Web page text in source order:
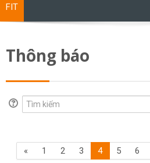
FIT
Giảng viên
Sinh viên
Tiếng Việt
Thông báo
Tìm kiếm
« Trang trước
1 2 3 4(current)
5 6